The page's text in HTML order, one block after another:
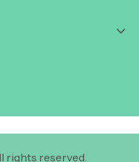
rights reserved.